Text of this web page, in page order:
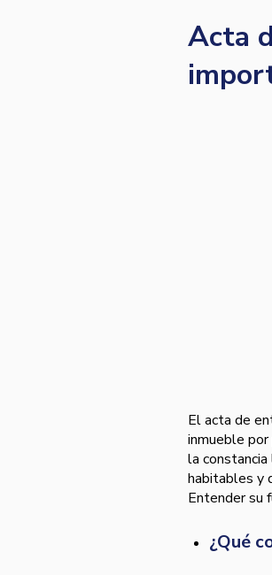
Acta
El acta de
inmueble
la
habitables y
Entender su
¿Qué